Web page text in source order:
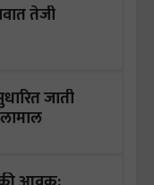
तेजी
जाती